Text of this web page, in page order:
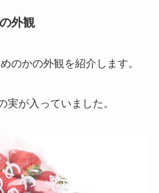
外観
のかの外観を紹介します。
実が入っていました。